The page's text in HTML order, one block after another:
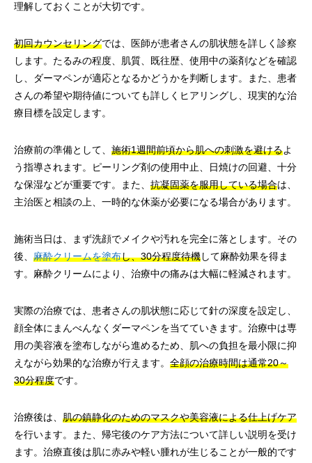
理解しておくことが大切です。
初回カウンセリングでは、医師が患者さんの肌状態を詳しく診察
します。たるみの程度、肌質、既往歴、使用中の薬剤などを確認
し、ダーマペンが適応となるかどうかを判断します。また、患者
さんの希望や期待値についても詳しくヒアリングし、現実的な治
療目標を設定します。
治療前の準備として、 施術1週間前頃から肌への刺激を避けるよ
う指導されます。ピーリング剤の使用中止、日焼けの回避、十分
な保湿などが重要です。また、 抗凝固薬を服用している場合は、
主治医と相談の上、一時的な休薬が必要になる場合があります。
施術当日は、まず洗顔でメイクや汚れを完全に落とします。その
後、 麻酔クリームを塗布し、30分程度待機して麻酔効果を得ま
す。麻酔クリームにより、治療中の痛みは大幅に軽減されます。
実際の治療では、患者さんの肌状態に応じて針の深度を設定し、
顔全体にまんべんなくダーマペンを当てていきます。治療中は専
用の美容液を塗布しながら進めるため、肌への負担を最小限に抑
えながら効果的な治療が行えます。 全顔の治療時間は通常20～
30分程度です。
治療後は、 肌の鎮静化のためのマスクや美容液による仕上げケア
を行います。また、帰宅後のケア方法について詳しい説明を受け
ます。治療直後は肌に赤みや軽い腫れが生じることが一般的です